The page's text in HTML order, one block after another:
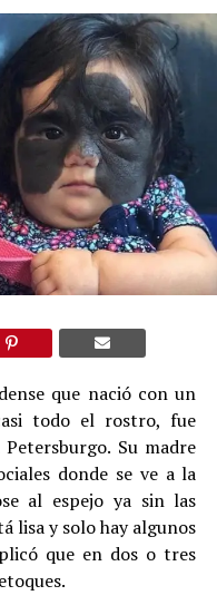
que nació con un
todo el rostro, fue
Su madre
donde se ve a la
al espejo ya sin las
lisa y solo hay algunos
que en dos o tres